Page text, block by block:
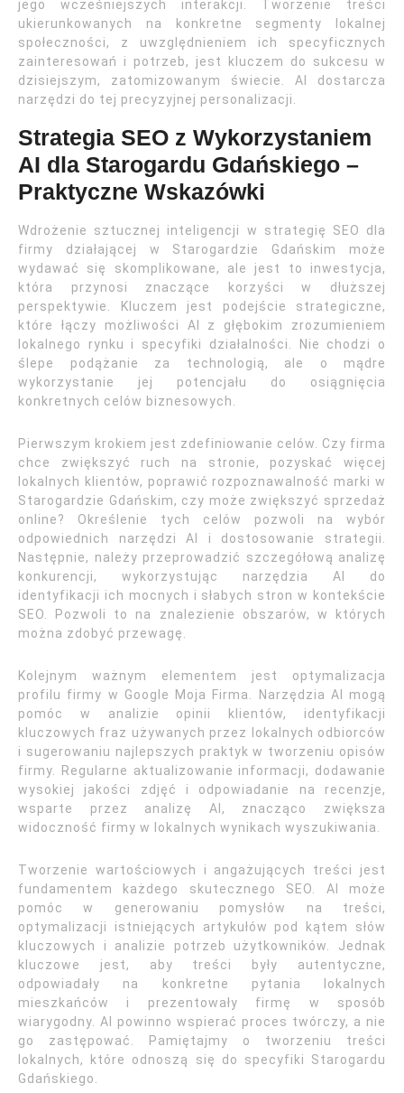
jego wcześniejszych interakcji. Tworzenie treści
ukierunkowanych na konkretne segmenty lokalnej
społeczności, z uwzględnieniem ich specyficznych
zainteresowań i potrzeb, jest kluczem do sukcesu w
dzisiejszym, zatomizowanym świecie. AI dostarcza
narzędzi do tej precyzyjnej personalizacji.
Strategia SEO z Wykorzystaniem
AI dla Starogardu Gdańskiego –
Praktyczne Wskazówki
Wdrożenie sztucznej inteligencji w strategię SEO dla
firmy działającej w Starogardzie Gdańskim może
wydawać się skomplikowane, ale jest to inwestycja,
która przynosi znaczące korzyści w dłuższej
perspektywie. Kluczem jest podejście strategiczne,
które łączy możliwości AI z głębokim zrozumieniem
lokalnego rynku i specyfiki działalności. Nie chodzi o
ślepe podążanie za technologią, ale o mądre
wykorzystanie jej potencjału do osiągnięcia
konkretnych celów biznesowych.
Pierwszym krokiem jest zdefiniowanie celów. Czy firma
chce zwiększyć ruch na stronie, pozyskać więcej
lokalnych klientów, poprawić rozpoznawalność marki w
Starogardzie Gdańskim, czy może zwiększyć sprzedaż
online? Określenie tych celów pozwoli na wybór
odpowiednich narzędzi AI i dostosowanie strategii.
Następnie, należy przeprowadzić szczegółową analizę
konkurencji, wykorzystując narzędzia AI do
identyfikacji ich mocnych i słabych stron w kontekście
SEO. Pozwoli to na znalezienie obszarów, w których
można zdobyć przewagę.
Kolejnym ważnym elementem jest optymalizacja
profilu firmy w Google Moja Firma. Narzędzia AI mogą
pomóc w analizie opinii klientów, identyfikacji
kluczowych fraz używanych przez lokalnych odbiorców
i sugerowaniu najlepszych praktyk w tworzeniu opisów
firmy. Regularne aktualizowanie informacji, dodawanie
wysokiej jakości zdjęć i odpowiadanie na recenzje,
wsparte przez analizę AI, znacząco zwiększa
widoczność firmy w lokalnych wynikach wyszukiwania.
Tworzenie wartościowych i angażujących treści jest
fundamentem każdego skutecznego SEO. AI może
pomóc w generowaniu pomysłów na treści,
optymalizacji istniejących artykułów pod kątem słów
kluczowych i analizie potrzeb użytkowników. Jednak
kluczowe jest, aby treści były autentyczne,
odpowiadały na konkretne pytania lokalnych
mieszkańców i prezentowały firmę w sposób
wiarygodny. AI powinno wspierać proces twórczy, a nie
go zastępować. Pamiętajmy o tworzeniu treści
lokalnych, które odnoszą się do specyfiki Starogardu
Gdańskiego.